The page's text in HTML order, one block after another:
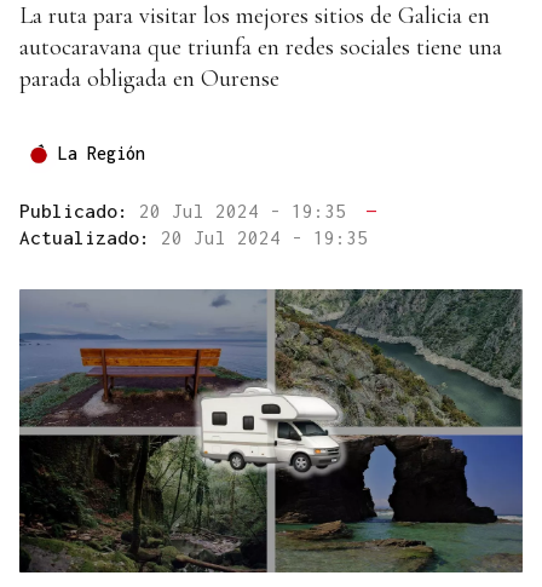
La ruta para visitar los mejores sitios de Galicia en
autocaravana que triunfa en redes sociales tiene una
parada obligada en Ourense
La Región
Publicado: 20 Jul 2024 - 19:35
—
Actualizado: 20 Jul 2024 - 19:35